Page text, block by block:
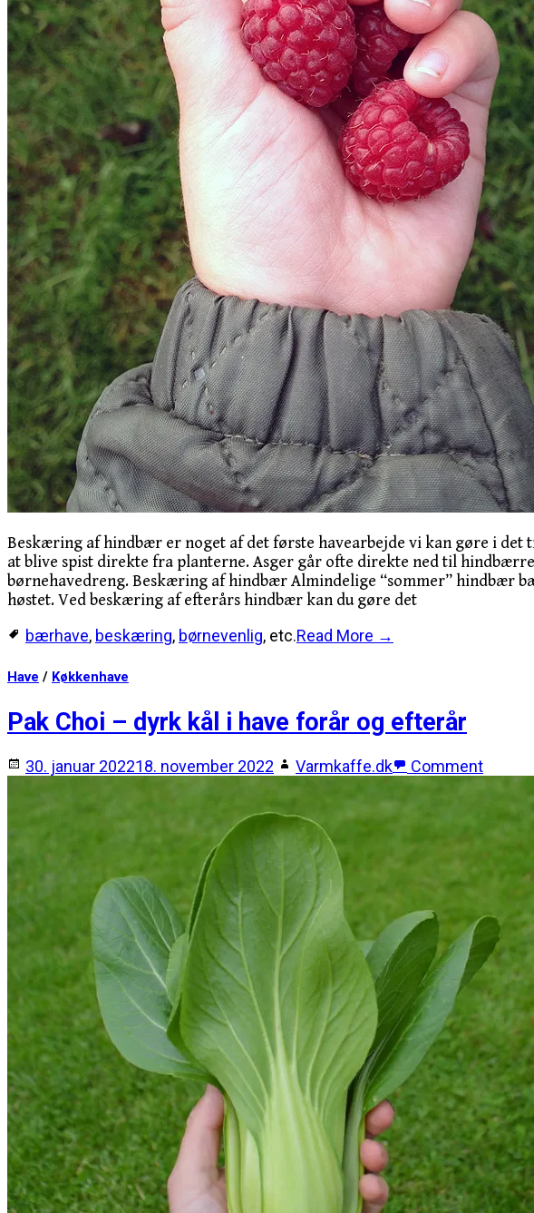
Beskæring af hindbær er noget af det første havearbejde vi kan gøre i
at blive spist direkte fra planterne. Asger går ofte direkte ned til
børnehavedreng. Beskæring af hindbær Almindelige “sommer” hindbær
høstet. Ved beskæring af efterårs hindbær kan du gøre det
bærhave, beskæring, børnevenlig, etc.Read More →
Have / Køkkenhave
Pak Choi – dyrk kål i have forår og efterår
30. januar 202218. november 2022 Varmkaffe.dk Comment